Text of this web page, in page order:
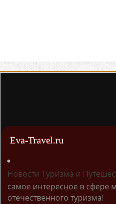
Eva-Travel.ru
Новости Туризма и
самое интересное в сфере
отечественного туризма!